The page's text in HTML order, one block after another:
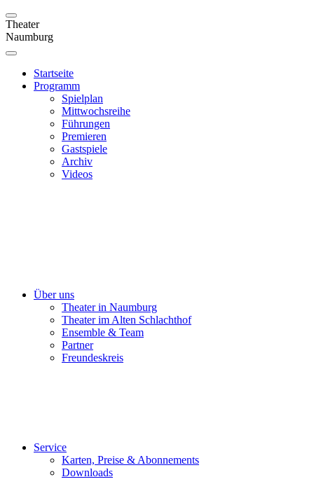
Theater
Naumburg
Startseite
Programm
Spielplan
Mittwochsreihe
Führungen
Premieren
Gastspiele
Archiv
Videos
Über uns
Theater in Naumburg
Theater im Alten Schlachthof
Ensemble & Team
Partner
Freundeskreis
Service
Karten, Preise & Abonnements
Downloads